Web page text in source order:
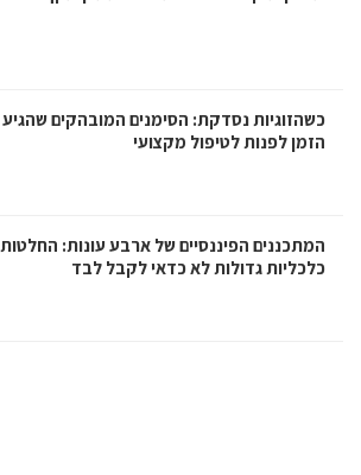
כשהזוגיות נסדקת: הסימנים המובהקים שהגיע
הזמן לפנות לטיפול מקצועי
המתכננים הפיננסיים של ארבע עונות: החלטות
כלכליות גדולות לא כדאי לקבל לבד